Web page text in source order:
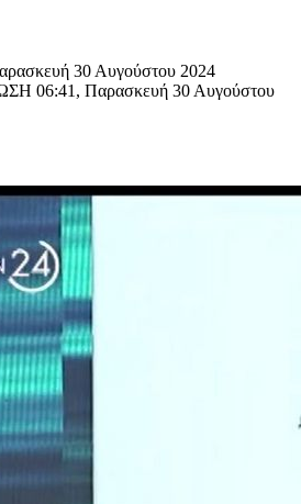
30 Αυγούστου 2024
06:41, Παρασκευή 30 Αυγούστου